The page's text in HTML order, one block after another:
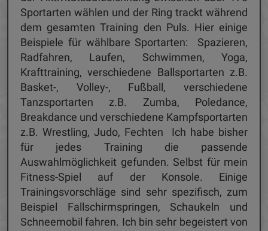
Sportarten wählen und der Ring trackt während
dem gesamten Training den Puls. Hier einige
Beispiele für wählbare Sportarten: Spazieren,
Radfahren, Laufen, Schwimmen, Yoga,
Krafttraining, verschiedene Ballsportarten z.B.
Basket-, Volley-, Fußball, verschiedene
Tanzsportarten z.B. Zumba, Poledance,
Breakdance und verschiedene Kampfsportarten
z.B. Wrestling, Judo, Fechten Ich habe bisher
für jedes Training die passende
Auswahlmöglichkeit gefunden. Selbst für mein
Fitness-Spiel auf der Konsole. Einige
Trainingsvorschläge sind sehr spezifisch, zum
Beispiel Fallschirmspringen, Schaukeln und
Schneemobil fahren. Ich bin sehr begeistert von